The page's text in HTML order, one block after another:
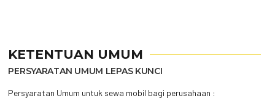
KETENTUAN UMUM
PERSYARATAN UMUM LEPAS KUNCI
Persyaratan Umum untuk sewa mobil bagi perusahaan :